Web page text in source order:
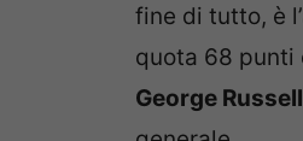
fine di tutto, è
quota 68 punti
George Russell